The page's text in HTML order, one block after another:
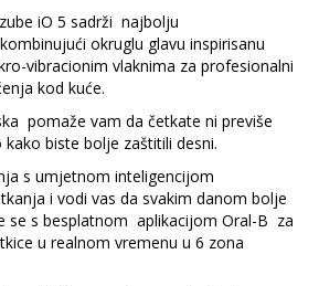
iO 5 sadrži najbolju
okruglu glavu inspirisanu
vibracionim vlaknima za profesionalni
kod kuće.
pomaže vam da četkate ni previše
biste bolje zaštitili desni.
s umjetnom inteligencijom
i vodi vas da svakim danom bolje
se s besplatnom aplikacijom Oral-B za
u realnom vremenu u 6 zona